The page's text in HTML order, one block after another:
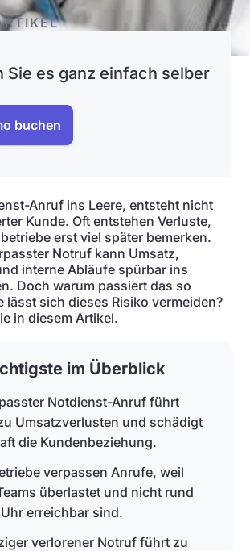
Sie es ganz einfach selber
buchen
Anruf ins Leere, entsteht nicht
Kunde. Oft entstehen Verluste,
erst viel später bemerken.
Notruf kann Umsatz,
interne Abläufe spürbar ins
Doch warum passiert das so
lässt sich dieses Risiko vermeiden?
in diesem Artikel.
im Überblick
Notdienst-Anruf führt
Umsatzverlusten und schädigt
die Kundenbeziehung.
verpassen Anrufe, weil
überlastet und nicht rund
erreichbar sind.
verlorener Notruf führt zu